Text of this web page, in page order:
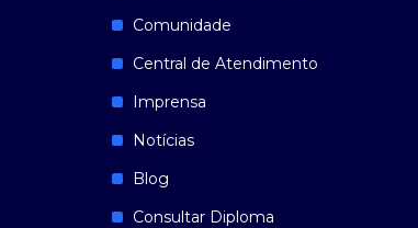
Comunidade
Central de Atendimento
Imprensa
Notícias
Blog
Consultar Diploma